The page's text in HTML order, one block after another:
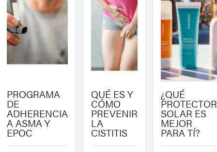
PROGRAMA
DE
ADHERENCIA
A ASMA Y
EPOC
QUÉ ES Y
CÓMO
PREVENIR
LA
CISTITIS
¿QUÉ
PROTECTOR
SOLAR ES
MEJOR
PARA TÍ?